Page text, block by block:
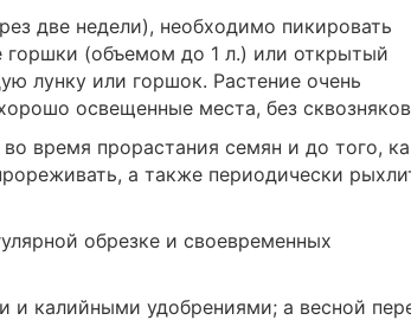
две недели), необходимо пикировать
горшки (объемом до 1 л.) или открытый
лунку или горшок. Растение очень
освещенные места, без
время прорастания семян и до того,
а также периодически
обрезке и своевременных
и калийными удобрениями; а весной